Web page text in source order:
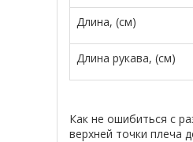
Длина, (см)
Длина рукава, (см)
Как не ошибиться с
верхней точки плеча